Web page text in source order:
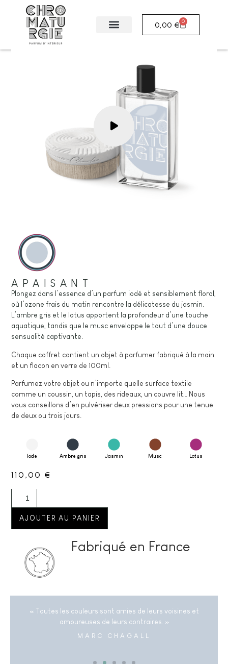
0,00 € 0
APAISANT
Plongez dans l’essence d’un parfum iodé et sensiblement floral,
où l’ozone frais du matin rencontre la délicatesse du jasmin.
L’ambre gris et le lotus apportent la profondeur d’une touche
aquatique, tandis que le musc enveloppe le tout d’une douce
sensualité captivante.
Chaque coffret contient un objet à parfumer fabriqué à la main
et un flacon en verre de 100ml.
Parfumez votre objet ou n’importe quelle surface textile
comme un coussin, un tapis, des rideaux, un couvre lit… Nous
vous conseillons d’en pulvériser deux pressions pour une tenue
de deux ou trois jours.
Iode Ambre gris Jasmin Musc Lotus
110,00 €
AJOUTER AU PANIER
Fabriqué en France
« Toutes les couleurs sont amies de leurs voisines et
amoureuses de leurs contraires. »
MARC CHAGALL